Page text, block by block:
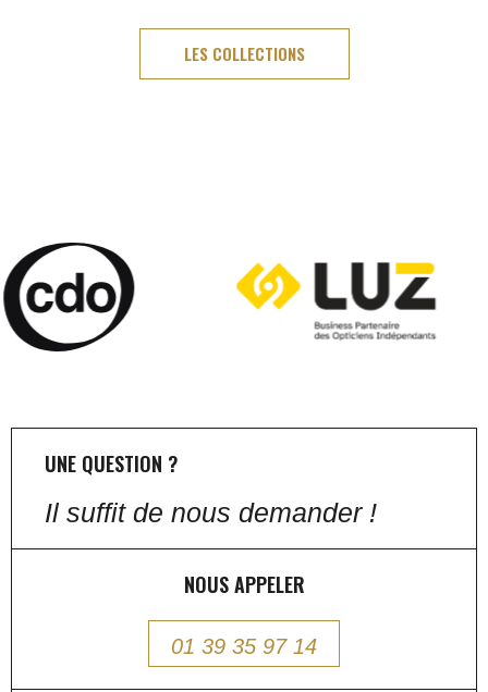
LES COLLECTIONS
UNE QUESTION ?
Il suffit de nous demander !
NOUS APPELER
01 39 35 97 14